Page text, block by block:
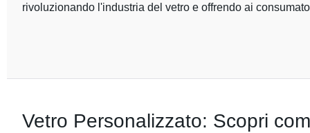
rivoluzionando l'industria del vetro e offrendo ai
Vetro Personalizzato: Scopri